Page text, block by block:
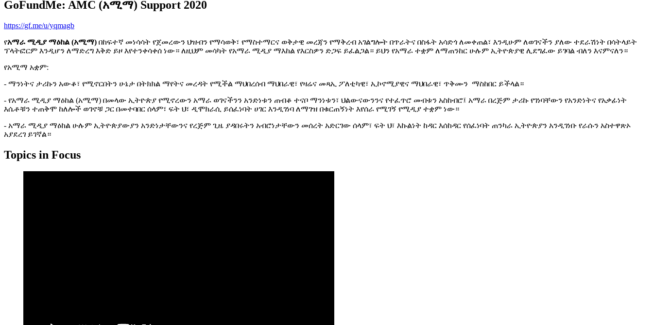
GoFundMe: AMC (አሚማ) Support 2020
https://gf.me/u/yqmagb
የአማራ ሚዲያ ማዕከል (አሚማ) በከፍተኛ መነሳሳት የጀመረውን ህዝብን የማሳወቅ፣ የማስተማርና ወቅታዊ መረጃን የማቅረብ አገልግሎት በጥራትና በስፋት አሳድጎ ለመቀጠል፣ እንዲሁም ለወገናችን ያለው ተደራሽነት በሳትላይት
ፕላትፎርም እንዲሆን ለማድረግ እቅድ ይዞ እየተንቀሳቀሰ ነው። ለዚህም መሳካት የአማራ ሚዲያ ማእከል የእርስዎን ድጋፍ ይፈልጋል። ይህን የአማራ ተቋም ለማጠንከር ሁሉም ኢትዮጵያዊ ሊደግፈው ይገባል ብለን እናምናለን።
የአሚማ አቋም:
- ማንነትና ታሪኩን አውቆ፣ የሚኖርበትን ሁኔታ በትክክል ማየትና መረዳት የሚችል ማህበረሰብ ማህበራዊ፣ የዛሬና መጻኢ ፖለቲካዊ፣ ኢኮኖሚያዊና ማህበራዊ፣ ጥቅሙን ማስከበር ይችላል።
- የአማራ ሚዲያ ማዕከል (አሚማ) በመላው ኢትዮጵያ የሚኖረውን አማራ ወገናችንን አንድነቱን ጠብቆ ተናቦ ማንነቱን፣ ህልውናውንንና የተፈጥሮ መብቱን አስከብሮ፤ አማራ በረጅም ታሪኩ የገነባቸውን የአንድነትና የአቃፊነት
እሴቶቹን ተጠቅሞ ከለሎች ወገኖቹ ጋር በመተባበር ሰላም፣ ፍት ህ፣ ዲሞክራሲ ይሰፈነባት ሀገር እንዲገነባ ለማገዝ በቁርጠኝነት እየሰራ የሚገኝ የሚዲያ ተቋም ነው።
- አማራ ሚዲያ ማዕከል ሁሉም ኢትዮጵያውያን አንድነታቸውንና የረጅም ጊዜ ያዳበሩትን አብሮነታቸውን መሰረት አድርገው ሰላም፣ ፍት ህ፣ እኩልነት ከዳር እሰከዳር የሰፈነባት ጠንካራ ኢትዮጵያን አንዲገነቡ የራሱን አስተዋጽኦ
አያደረገ ይገኛል።
Topics in Focus